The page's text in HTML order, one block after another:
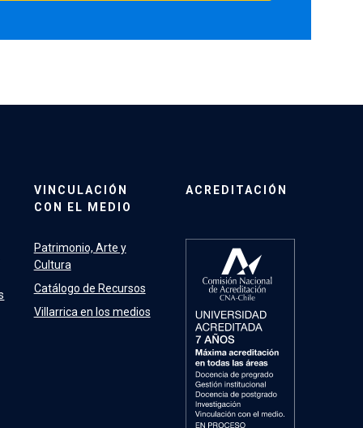
VINCULACIÓN
CON EL MEDIO
Patrimonio, Arte y
Cultura
Catálogo de Recursos
Villarrica en los medios
ACREDITACIÓN